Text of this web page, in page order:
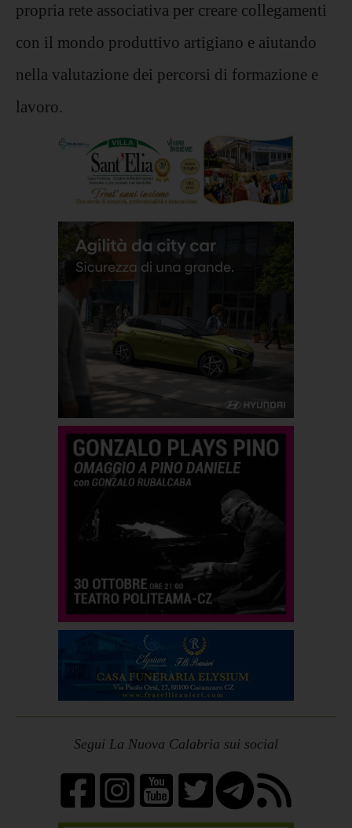
propria rete associativa per creare collegamenti
con il mondo produttivo artigiano e aiutando
nella valutazione dei percorsi di formazione e
lavoro.
Segui La Nuova Calabria sui social